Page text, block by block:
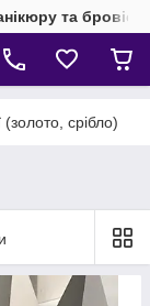
та
(золото, срібло)